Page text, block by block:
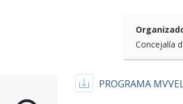
Concejalía
PROGRAMA